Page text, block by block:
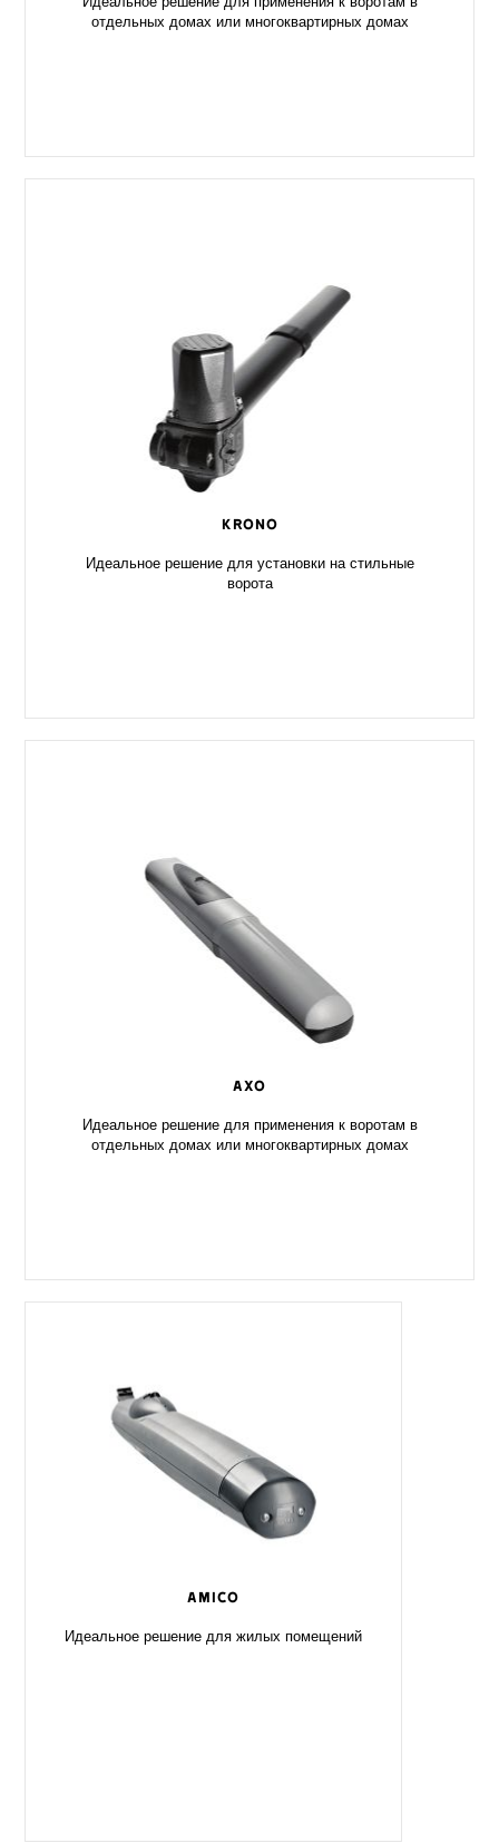
Идеальное решение для применения к воротам в
отдельных домах или многоквартирных домах
KRONO
Идеальное решение для установки на стильные
ворота
AXO
Идеальное решение для применения к воротам в
отдельных домах или многоквартирных домах
AMICO
Идеальное решение для жилых помещений